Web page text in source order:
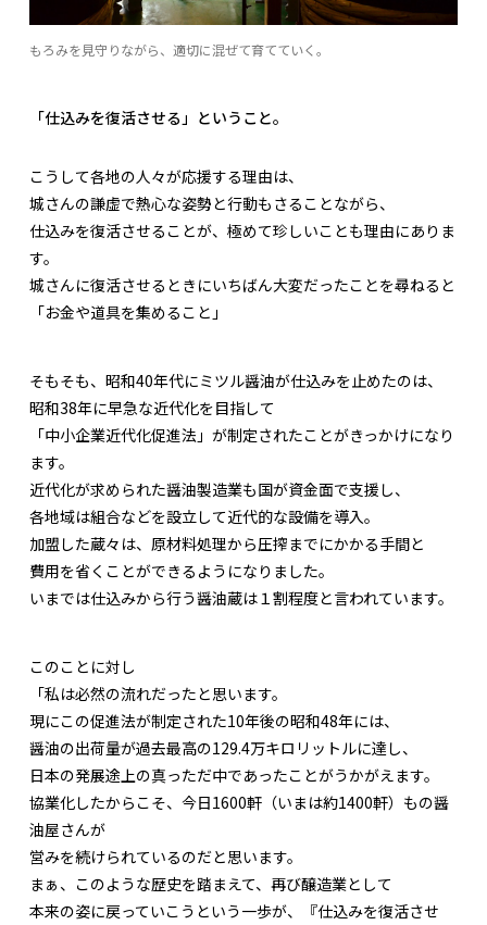
もろみを見守りながら、適切に混ぜて育てていく。
「仕込みを復活させる」ということ。
こうして各地の人々が応援する理由は、
城さんの謙虚で熱心な姿勢と行動もさることながら、
仕込みを復活させることが、極めて珍しいことも理由にありま
す。
城さんに復活させるときにいちばん大変だったことを尋ねると
「お金や道具を集めること」
そもそも、昭和40年代にミツル醤油が仕込みを止めたのは、
昭和38年に早急な近代化を目指して
「中小企業近代化促進法」が制定されたことがきっかけになり
ます。
近代化が求められた醤油製造業も国が資金面で支援し、
各地域は組合などを設立して近代的な設備を導入。
加盟した蔵々は、原材料処理から圧搾までにかかる手間と
費用を省くことができるようになりました。
いまでは仕込みから行う醤油蔵は１割程度と言われています。
このことに対し
「私は必然の流れだったと思います。
現にこの促進法が制定された10年後の昭和48年には、
醤油の出荷量が過去最高の129.4万キロリットルに達し、
日本の発展途上の真っただ中であったことがうかがえます。
協業化したからこそ、今日1600軒（いまは約1400軒）もの醤
油屋さんが
営みを続けられているのだと思います。
まぁ、このような歴史を踏まえて、再び醸造業として
本来の姿に戻っていこうという一歩が、『仕込みを復活させ